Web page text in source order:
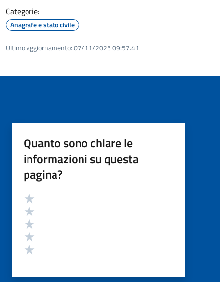
Categorie:
Anagrafe e stato civile
Ultimo aggiornamento:07/11/2025 09:57.41
Quanto sono chiare le
informazioni su questa
pagina?
Valutazione